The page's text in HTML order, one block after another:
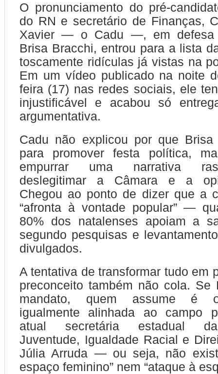
O pronunciamento do pré-
do RN e secretário de Finanças,
Xavier — o Cadu —, em defesa
Brisa Bracchi, entrou para a lista
toscamente ridículas já vistas na
Em um vídeo publicado na noite
feira (17) nas redes sociais, ele
injustificável e acabou só
argumentativa.
Cadu não explicou por que Brisa
para promover festa política,
empurrar uma narrativa
deslegitimar a Câmara e a
Chegou ao ponto de dizer que a
“afronta à vontade popular” —
80% dos natalenses apoiam a
segundo pesquisas e
divulgados.
A tentativa de transformar tudo em
preconceito também não cola. Se
mandato, quem assume é
igualmente alinhada ao campo
atual secretária estadual
Juventude, Igualdade Racial e
Júlia Arruda — ou seja, não
espaço feminino” nem “ataque à